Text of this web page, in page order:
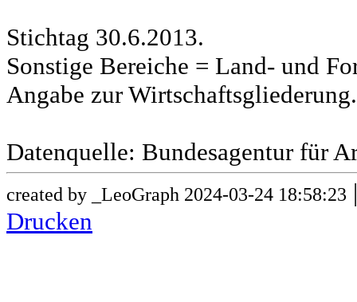
Stichtag 30.6.2013.
Sonstige Bereiche = Land- und
Angabe zur Wirtschaftsgliederung.
Datenquelle: Bundesagentur für
created by _LeoGraph 2024-03-24 18:58:23
Drucken